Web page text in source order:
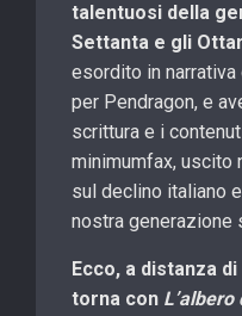
talentuosi della
Settanta e gli
esordito in narrativa
per Pendragon, e
scrittura e i
minimumfax, uscito
sul declino italiano
nostra generazione
Ecco, a distanza
torna con